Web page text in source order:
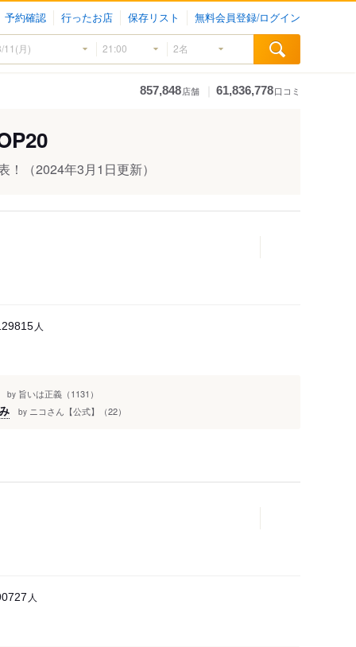
予約確認 行ったお店 保存リスト 無料会員登録/ログイン
857,848店舗 61,836,778口コミ
！ （2024年3月1日更新）
人
by 旨いは正義（1131）
by ニコさん【公式】（22）
人